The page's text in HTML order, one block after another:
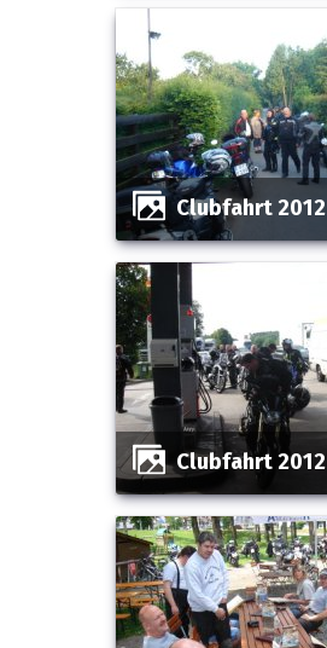
Clubfahrt 2012
Clubfahrt 2012